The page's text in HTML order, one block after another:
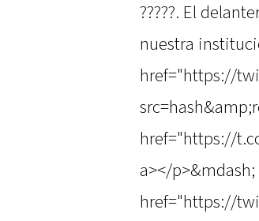
?????. El
nuestra
href="https://
href="https://
a></
href="https://